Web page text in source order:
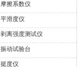
摩擦系数仪
平滑度仪
剥离强度测试仪
振动试验台
挺度仪